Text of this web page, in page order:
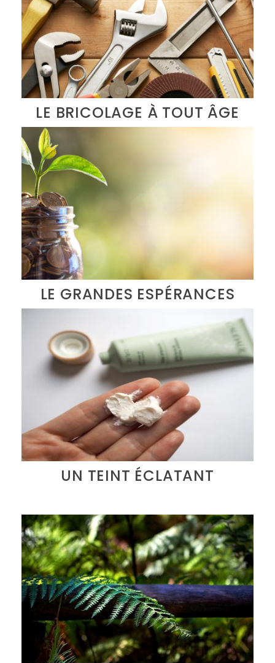
LE BRICOLAGE À TOUT ÂGE
LE GRANDES ESPÉRANCES
UN TEINT ÉCLATANT